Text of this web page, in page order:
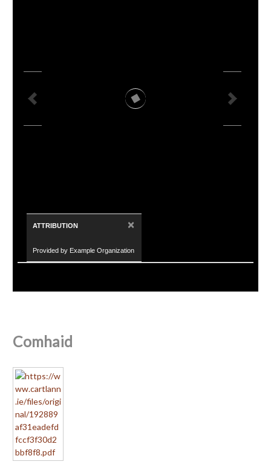
ATTRIBUTION ×
Provided by Example Organization
Comhaid